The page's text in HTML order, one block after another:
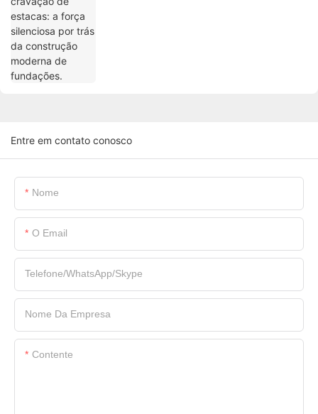
Entre em contato conosco
Nome
O Email
Telefone/WhatsApp/Skype
Nome Da Empresa
Contente